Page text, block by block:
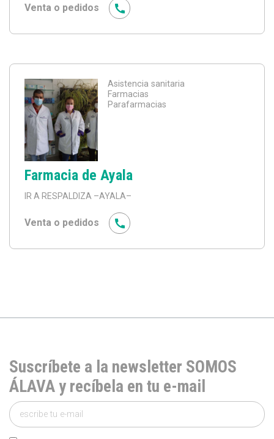
Venta o pedidos
Asistencia sanitaria
Farmacias
Parafarmacias
Farmacia de Ayala
IR A RESPALDIZA –AYALA–
Venta o pedidos
Suscríbete a la newsletter SOMOS
ÁLAVA y recíbela en tu e-mail